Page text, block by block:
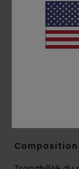
Colle à
Composition